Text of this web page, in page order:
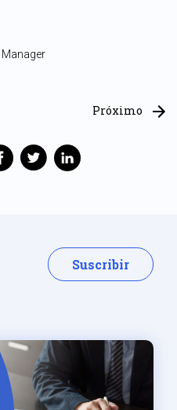
Próximo
Suscribir